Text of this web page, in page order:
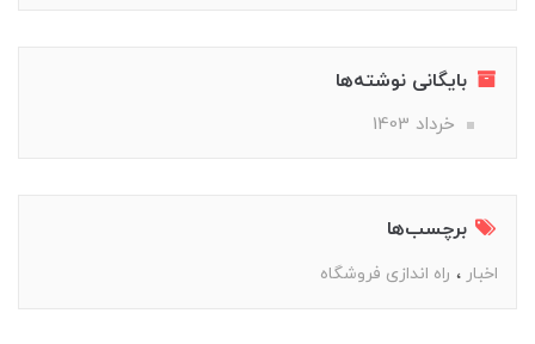
بایگانی نوشته‌ها
خرداد 1403
برچسب‌ها
اخبار راه اندازی فروشگاه